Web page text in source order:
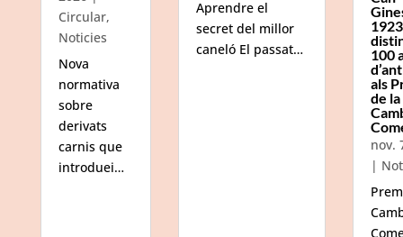
Circular,
Noticies
Nova
normativa
sobre
derivats
carnis que
introduei…
Aprendre el
secret del millor
caneló El passat…
100
als
de la
nov.
|